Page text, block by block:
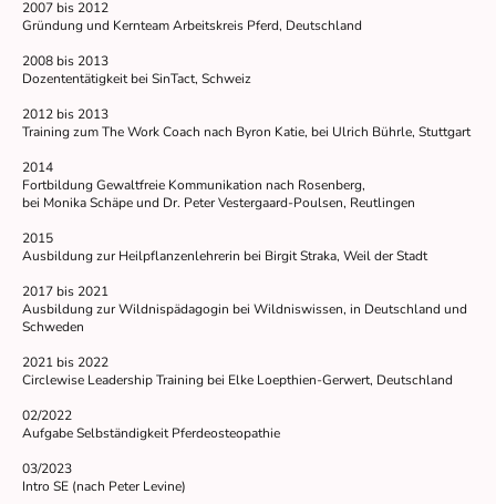
2007 bis 2012
Gründung und Kernteam Arbeitskreis Pferd, Deutschland
2008 bis 2013
Dozententätigkeit bei SinTact, Schweiz
2012 bis 2013
Training zum The Work Coach nach Byron Katie, bei Ulrich Bührle, Stuttgart
2014
Fortbildung Gewaltfreie Kommunikation nach Rosenberg,
bei Monika Schäpe und Dr. Peter Vestergaard-Poulsen, Reutlingen
2015
Ausbildung zur Heilpflanzenlehrerin bei Birgit Straka, Weil der Stadt
2017 bis 2021
Ausbildung zur Wildnispädagogin bei Wildniswissen, in Deutschland und
Schweden
2021 bis 2022
Circlewise Leadership Training bei Elke Loepthien-Gerwert, Deutschland
02/2022
Aufgabe Selbständigkeit Pferdeosteopathie
03/2023
Intro SE (nach Peter Levine)